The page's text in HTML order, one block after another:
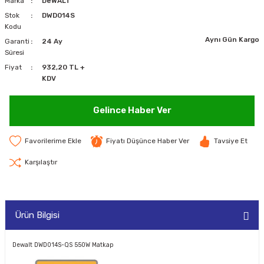
Stok
Kodu
DWD014S
Garanti
Süresi
24 Ay
Fiyat
932,20 TL +
KDV
Aynı Gün Kargo
Gelince Haber Ver
Fiyatı Düşünce Haber Ver Tavsiye Et
Karşılaştır
Ürün Bilgisi
Dewalt DWD014S-QS 550W Matkap